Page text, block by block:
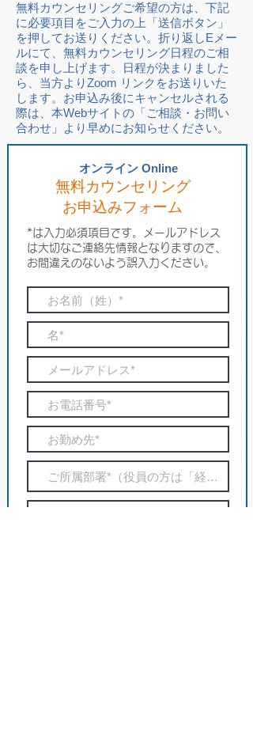
無料カウンセリングご希望の方は、下記
に必要項目をご入力の上「送信ボタン」
を押してお送りください。折り返しEメー
ルにて、無料カウンセリング日程のご相
談を申し上げます。日程が決まりました
ら、当方よりZoom リンクをお送りいた
します。お申込み後にキャンセルされる
際は、本Webサイトの「ご相談・お問い
合わせ」より早めにお知らせください。
オンライン Online
​無料カウンセリング
お申込みフォーム
*は入力必須項目です。メールアドレス
は大切なご連絡先情報となりますので、
お間違えのないよう誤入力ください。